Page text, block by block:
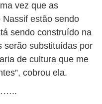
vez que as
estão sendo
sendo construído na
serão substituídas por
de cultura que me
cobrou ela.